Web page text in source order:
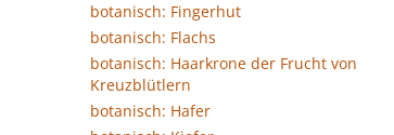
botanisch: Fingerhut
botanisch: Flachs
botanisch: Haarkrone der Frucht von
Kreuzblütlern
botanisch: Hafer